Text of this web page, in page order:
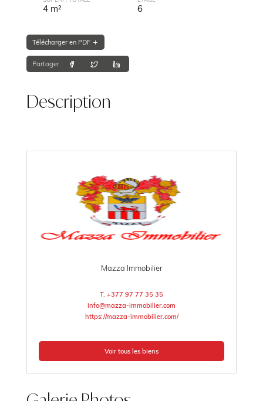
4 m² 6
Télécharger en PDF
Partager
Description
Mazza Immobilier
T. +377 97 77 35 35
info@mazza-immobilier.com
https://mazza-immobilier.com/
Voir tous les biens